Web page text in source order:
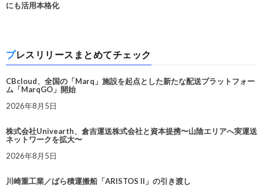
にも活用本格化
プレスリリースまとめてチェック
CBcloud、全国の「Marq」施設を起点とした新たな配送プラットフォー
ム「MarqGO」開始
2026年8月5日
株式会社Univearth、倉吉運送株式会社と資本提携〜山陰エリアへ実運送
ネットワークを拡大〜
2026年8月5日
川崎重工業／ばら積運搬船「ARISTOS II」の引き渡し